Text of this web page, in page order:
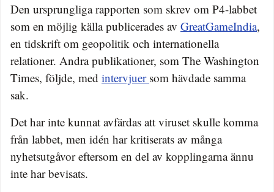
Den ursprungliga rapporten som skrev om P4-labbet
som en möjlig källa publicerades av GreatGameIndia,
en tidskrift om geopolitik och internationella
relationer. Andra publikationer, som The Washington
Times, följde, med intervjuer som hävdade samma
sak.
Det har inte kunnat avfärdas att viruset skulle komma
från labbet, men idén har kritiserats av många
nyhetsutgåvor eftersom en del av kopplingarna ännu
inte har bevisats.